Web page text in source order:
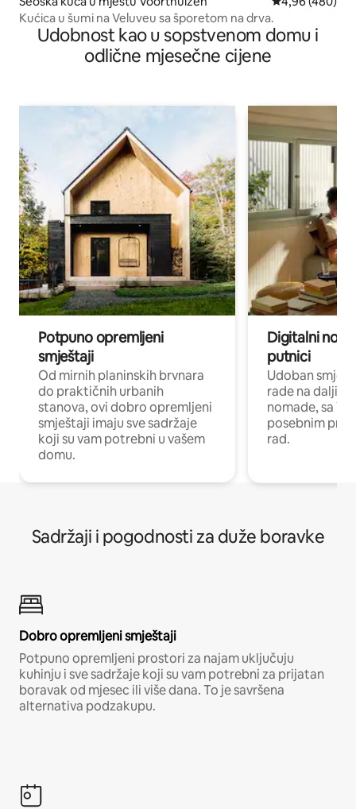
Kućica u šumi na Veluveu sa šporetom na drva.
Udobnost kao u sopstvenom domu i
odlične mjesečne cijene
Potpuno opremljeni
smještaji
Od mirnih planinskih brvnara
do praktičnih urbanih
stanova, ovi dobro opremljeni
smještaji imaju sve sadržaje
koji su vam potrebni u vašem
domu.
Digitalni
putnici
Udoban
rade na
nomade, sa
posebnim
rad.
Sadržaji i pogodnosti za duže boravke
Dobro opremljeni smještaji
Potpuno opremljeni prostori za najam uključuju
kuhinju i sve sadržaje koji su vam potrebni za prijatan
boravak od mjesec ili više dana. To je savršena
alternativa podzakupu.